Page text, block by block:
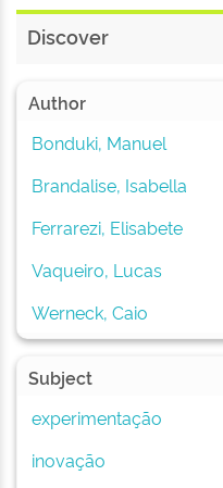
Discover
Author
Bonduki, Manuel
Brandalise, Isabella
Ferrarezi, Elisabete
Vaqueiro, Lucas
Werneck, Caio
Subject
experimentação
inovação